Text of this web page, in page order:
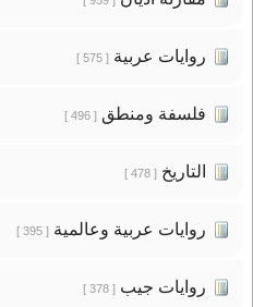
روايات عربية[ 575 ]
فلسفة ومنطق[ 496 ]
التاريخ[ 478 ]
روايات عربية وعالمية[ 395 ]
روايات جيب[ 378 ]